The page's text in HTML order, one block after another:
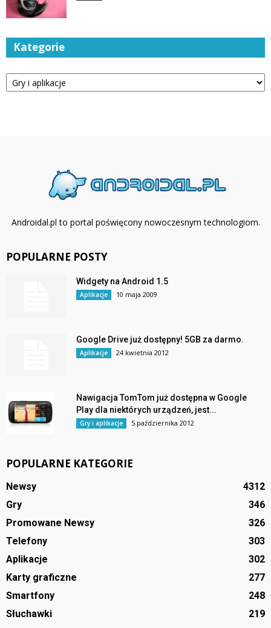
Kategorie
Kategorie
Androidal.pl to portal poświęcony nowoczesnym technologiom.
POPULARNE POSTY
Widgety na Android 1.5
Aplikacje 10 maja 2009
Google Drive już dostępny! 5GB za darmo.
Aplikacje 24 kwietnia 2012
Nawigacja TomTom już dostępna w Google
Play dla niektórych urządzeń, jest...
Gry i aplikacje 5 października 2012
POPULARNE KATEGORIE
Newsy
4312
Gry
346
Promowane Newsy
326
Telefony
303
Aplikacje
302
Karty graficzne
277
Smartfony
248
Słuchawki
219